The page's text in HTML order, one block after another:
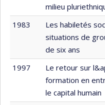
milieu
1983
Les habiletés
situations de
de six ans
1997
Le retour sur
formation en
le capital humain